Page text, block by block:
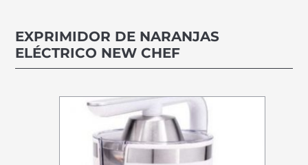
EXPRIMIDOR DE NARANJAS
ELÉCTRICO NEW CHEF